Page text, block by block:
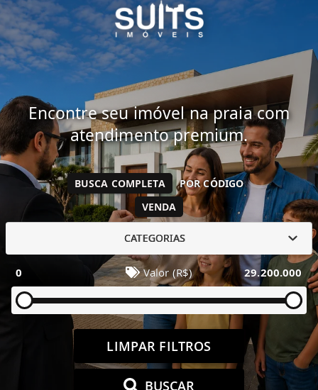
Encontre seu imóvel na praia com
atendimento premium.
VENDA
BUSCA COMPLETA POR CÓDIGO
CATEGORIAS
0 Valor (R$) 29.200.000
LIMPAR FILTROS
BUSCAR